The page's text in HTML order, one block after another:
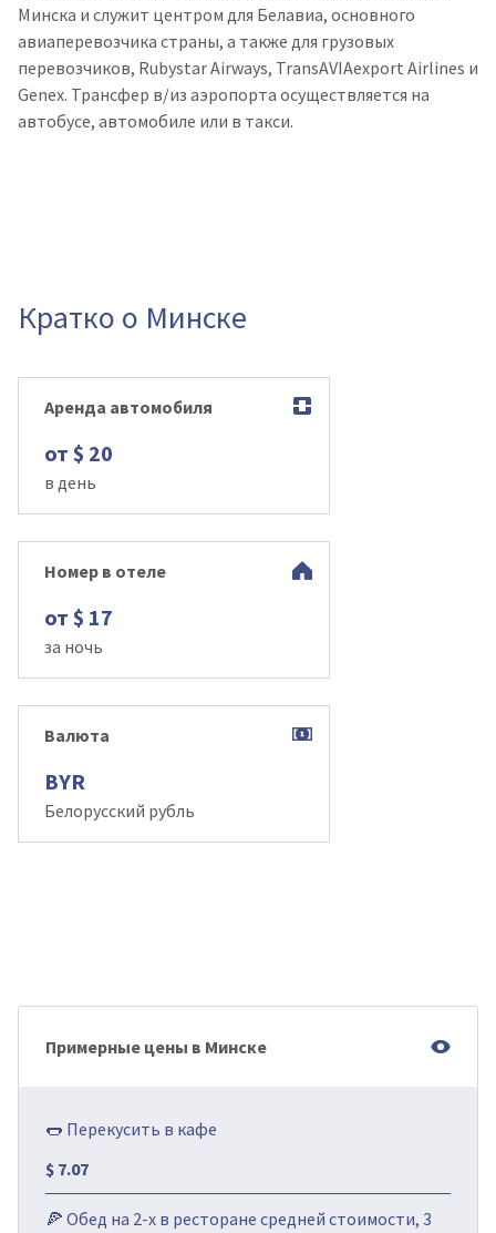
Минска и служит центром для Белавиа, основного
авиаперевозчика страны, а также для грузовых
перевозчиков, Rubystar Airways, TransAVIAexport Airlines и
Genex. Трансфер в/из аэропорта осуществляется на
автобусе, автомобиле или в такси.
Кратко о Минске
Аренда автомобиля
от $ 20
в день
Номер в отеле
от $ 17
за ночь
Валюта
BYR
Белорусский рубль
Примерные цены в Минске
🌭 Перекусить в кафе
$ 7.07
🍕 Обед на 2-х в ресторане средней стоимости, 3